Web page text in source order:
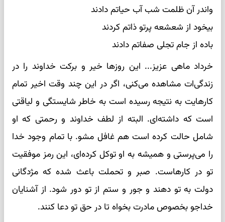
واندر آن ظلمت شب آب حیاتم دادند
بیخود از شعشعه پرتو ذاتم کردند
باده از جام تجلی صفاتم دادند
خرداد ماهی عزیز... این روزها خیر و برکت خداوند را در
زندگی‌ات مشاهده می‌کنی، اگر در این چند وقت اخیر تمام
کارهایت به نتیجه رسیده است به خاطر شایستگی و لیاقتی
است که داشته‌ای. البته از لطف خداوند و رحمتی که او
شامل حالت کرده است هم غافل مشو. با تمام وجود خدا
را می‌پرستی و همیشه به او توکل کرده‌ای، این رمز موفقیت
تو در کارهاست. صبر و تحملت باعث شده که مژدگانی
دولت به تو دهند و جور و ستم از تو دور شود. از آشنایان
خداجو بخصوص مادرت بخواه تا در حق تو دعا کنند.